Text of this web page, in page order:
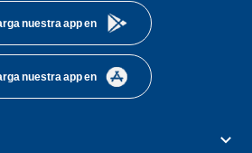
nuestra app en
nuestra app en